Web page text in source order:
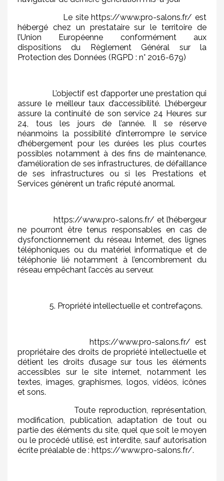
Le site https://www.pro-salons.fr/ est
hébergé chez un prestataire sur le territoire de
l’Union Européenne conformément aux
dispositions du Règlement Général sur la
Protection des Données (RGPD : n° 2016-679)
L’objectif est d’apporter une prestation qui
assure le meilleur taux d’accessibilité. L’hébergeur
assure la continuité de son service 24 Heures sur
24, tous les jours de l’année. Il se réserve
néanmoins la possibilité d’interrompre le service
d’hébergement pour les durées les plus courtes
possibles notamment à des fins de maintenance,
d’amélioration de ses infrastructures, de défaillance
de ses infrastructures ou si les Prestations et
Services génèrent un trafic réputé anormal.
https://www.pro-salons.fr/ et l’hébergeur
ne pourront être tenus responsables en cas de
dysfonctionnement du réseau Internet, des lignes
téléphoniques ou du matériel informatique et de
téléphonie lié notamment à l’encombrement du
réseau empêchant l’accès au serveur.
5. Propriété intellectuelle et contrefaçons.
https://www.pro-salons.fr/ est
propriétaire des droits de propriété intellectuelle et
détient les droits d’usage sur tous les éléments
accessibles sur le site internet, notamment les
textes, images, graphismes, logos, vidéos, icônes
et sons.
Toute reproduction, représentation,
modification, publication, adaptation de tout ou
partie des éléments du site, quel que soit le moyen
ou le procédé utilisé, est interdite, sauf autorisation
écrite préalable de : https://www.pro-salons.fr/.